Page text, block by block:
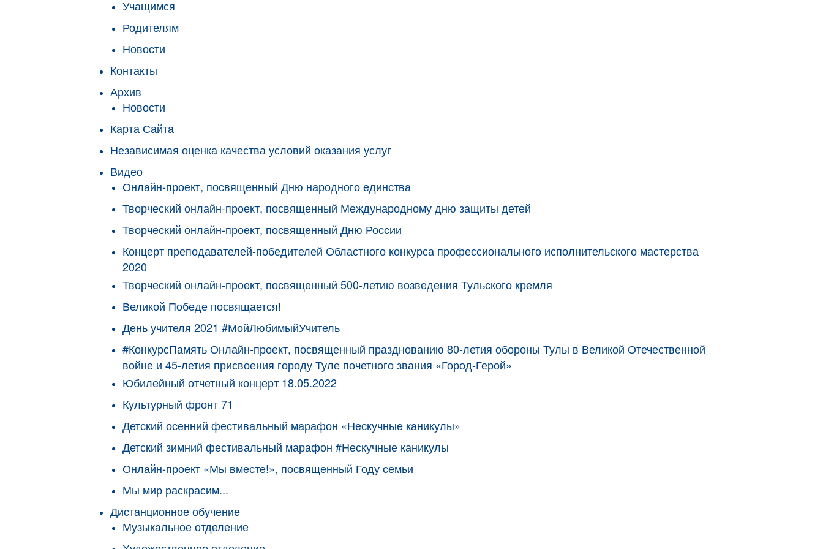
Учащимся
Родителям
Новости
Контакты
Архив
Новости
Карта Сайта
Независимая оценка качества условий оказания услуг
Видео
Онлайн-проект, посвященный Дню народного единства
Творческий онлайн-проект, посвященный Международному дню защиты детей
Творческий онлайн-проект, посвященный Дню России
Концерт преподавателей-победителей Областного конкурса профессионального исполнительского мастерства
2020
Творческий онлайн-проект, посвященный 500-летию возведения Тульского кремля
Великой Победе посвящается!
День учителя 2021 #МойЛюбимыйУчитель
#КонкурсПамять Онлайн-проект, посвященный празднованию 80-летия обороны Тулы в Великой Отечественной
войне и 45-летия присвоения городу Туле почетного звания «Город-Герой»
Юбилейный отчетный концерт 18.05.2022
Культурный фронт 71
Детский осенний фестивальный марафон «Нескучные каникулы»
Детский зимний фестивальный марафон #Нескучные каникулы
Онлайн-проект «Мы вместе!», посвященный Году семьи
Мы мир раскрасим...
Дистанционное обучение
Музыкальное отделение